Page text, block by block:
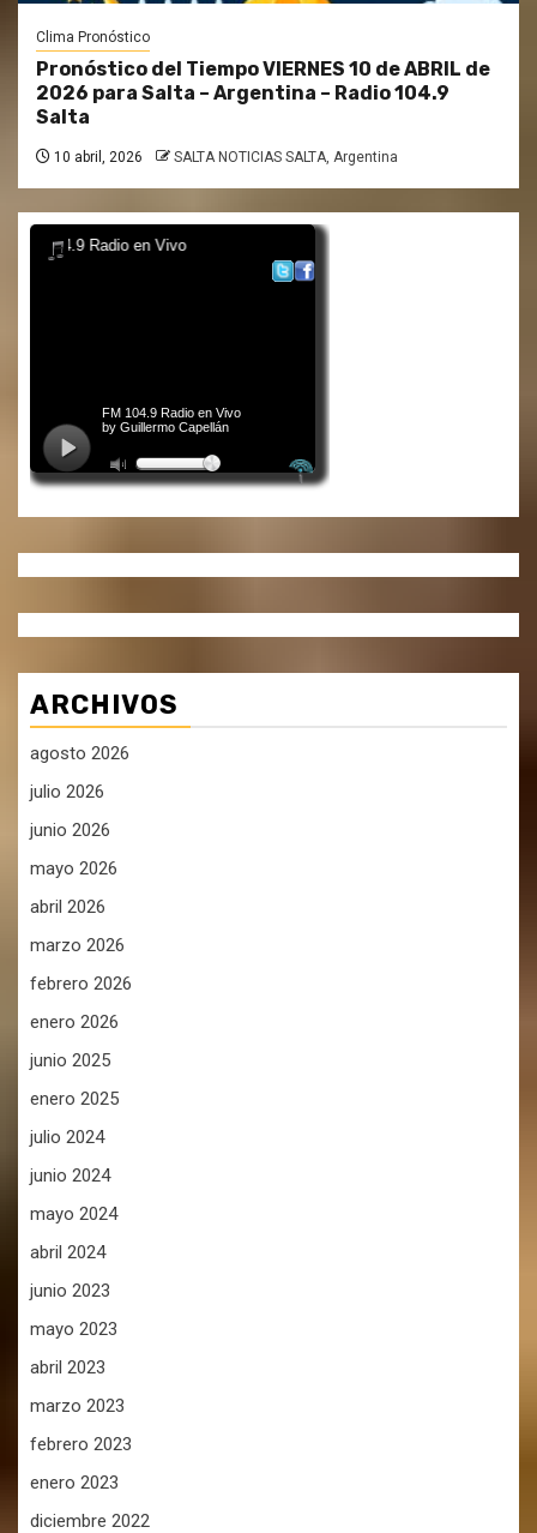
Clima Pronóstico
Pronóstico del Tiempo VIERNES 10 de ABRIL de
2026 para Salta – Argentina – Radio 104.9
Salta
10 abril, 2026 SALTA NOTICIAS SALTA, Argentina
ARCHIVOS
agosto 2026
julio 2026
junio 2026
mayo 2026
abril 2026
marzo 2026
febrero 2026
enero 2026
junio 2025
enero 2025
julio 2024
junio 2024
mayo 2024
abril 2024
junio 2023
mayo 2023
abril 2023
marzo 2023
febrero 2023
enero 2023
diciembre 2022